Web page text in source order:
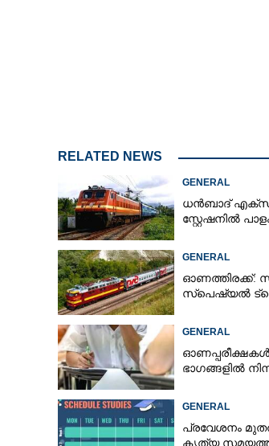
RELATED NEWS
GENERAL
ധൻബാദ്‌
സ്റ്റേഷനിൽ പാളം
GENERAL
ഓണത്തിരക്ക്:
സ്പെഷ്യൽ
GENERAL
ഓണപ്പരീക്ഷകൾക്ക്
ഭാഗങ്ങളിൽ
GENERAL
പ്രവേശനം
കൃത്യ